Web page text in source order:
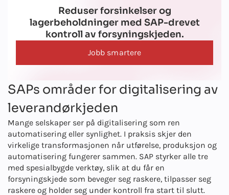
godkjenningsflyter for regulerte bransjer og former systemet
slik at det passer perfekt til prosessene dine.
responsive dashbord som gjør komplekst arbeid enkelt på alle
enheter. Teamene jobber raskere, opplæringstiden går ned, og
beslutninger tas i øyeblikket, hvor som helst.
Reduser forsinkelser og
lagerbeholdninger med SAP-drevet
kontroll av forsyningskjeden.
Jobb smartere
SAPs områder for digitalisering av
leverandørkjeden
Mange selskaper ser på digitalisering som ren
automatisering eller synlighet. I praksis skjer den
virkelige transformasjonen når utførelse, produksjon og
automatisering fungerer sammen. SAP styrker alle tre
med spesialbygde verktøy, slik at du får en
forsyningskjede som beveger seg raskere, tilpasser seg
raskere og holder seg under kontroll fra start til slutt.